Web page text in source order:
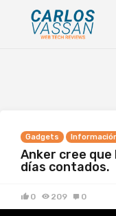
Gadgets
Anker cree
días contados.
0 209 0